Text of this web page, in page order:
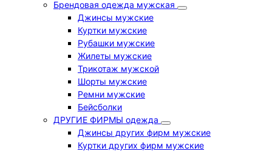
Брендовая одежда мужская
Джинсы мужские
Куртки мужские
Рубашки мужские
Жилеты мужские
Трикотаж мужской
Шорты мужские
Ремни мужские
Бейсболки
ДРУГИЕ ФИРМЫ одежда
Джинсы других фирм мужские
Куртки других фирм мужские